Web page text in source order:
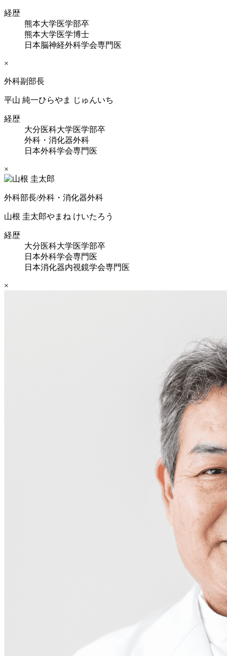
経歴
熊本大学医学部卒
熊本大学医学博士
日本脳神経外科学会専門医
×
外科副部長
平山 純一ひらやま じゅんいち
経歴
大分医科大学医学部卒
外科・消化器外科
日本外科学会専門医
×
外科部長/外科・消化器外科
山根 圭太郎やまね けいたろう
経歴
大分医科大学医学部卒
日本外科学会専門医
日本消化器内視鏡学会専門医
×